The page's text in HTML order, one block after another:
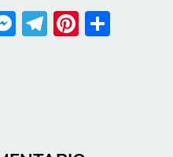
Messenger
Telegram
Pinterest